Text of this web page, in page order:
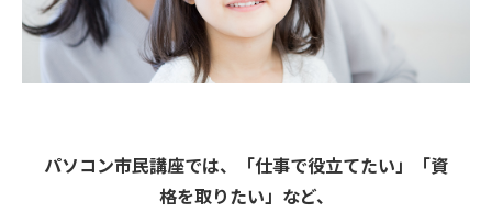
パソコン市民講座では、「仕事で役立てたい」「資
格を取りたい」など、